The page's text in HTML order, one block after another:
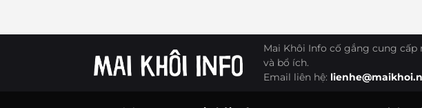
Mai Khôi Info cố gắng cung
và bổ ích.
Email liên hệ: